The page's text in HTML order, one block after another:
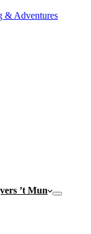
’t Mun